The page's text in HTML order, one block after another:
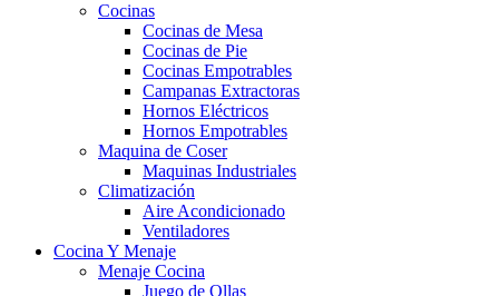
Cocinas
Cocinas de Mesa
Cocinas de Pie
Cocinas Empotrables
Campanas Extractoras
Hornos Eléctricos
Hornos Empotrables
Maquina de Coser
Maquinas Industriales
Climatización
Aire Acondicionado
Ventiladores
Cocina Y Menaje
Menaje Cocina
Juego de Ollas